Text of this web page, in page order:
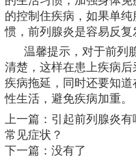
的控制住疾病，如果单
惯，前列腺炎是容易反复
温馨提示，对于前列
清楚，这样在患上疾病
疾病拖延，同时还要知
性生活，避免疾病加重。
上一篇： 引起前列腺炎
常见症状？
下一篇：没有了